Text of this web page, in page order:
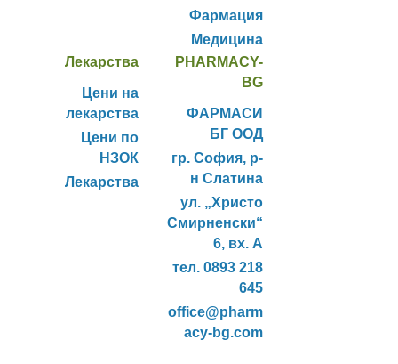
Фармация
Медицина
Лекарства
Цени на
лекарства
Цени по
НЗОК
Лекарства
PHARMACY-
BG
ФАРМАСИ
БГ ООД
гр. София, р-
н Слатина
ул. „Христо
Смирненски“
6, вх. А
тел. 0893 218
645
office@pharm
acy-bg.com